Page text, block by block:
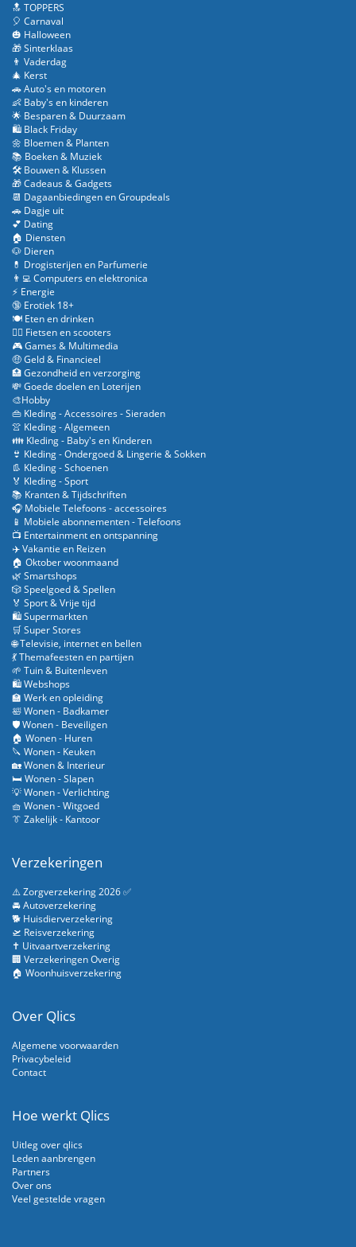
🔝 TOPPERS
🎈 Carnaval
🎃 Halloween
🎁 Sinterklaas
👨 Vaderdag
🎄 Kerst
🚗 Auto's en motoren
👶 Baby's en kinderen
🌟 Besparen & Duurzaam
🛍️ Black Friday
🌼 Bloemen & Planten
📚 Boeken & Muziek
🛠️ Bouwen & Klussen
🎁 Cadeaus & Gadgets
📆 Dagaanbiedingen en Groupdeals
🚗 Dagje uit
💕 Dating
🏠 Diensten
🐶 Dieren
💊 Drogisterijen en Parfumerie
👨‍💻 Computers en elektronica
⚡ Energie
🔞 Erotiek 18+
🍽️ Eten en drinken
🚴‍♂️ Fietsen en scooters
🎮 Games & Multimedia
🤑 Geld & Financieel
🏥 Gezondheid en verzorging
💸 Goede doelen en Loterijen
🎨Hobby
👜 Kleding - Accessoires - Sieraden
👚 Kleding - Algemeen
👪 Kleding - Baby's en Kinderen
👙 Kleding - Ondergoed & Lingerie & Sokken
👢 Kleding - Schoenen
🏅 Kleding - Sport
📚 Kranten & Tijdschriften
🎧 Mobiele Telefoons - accessoires
📱 Mobiele abonnementen - Telefoons
📺 Entertainment en ontspanning
✈️ Vakantie en Reizen
🏠 Oktober woonmaand
🌿 Smartshops
🎲 Speelgoed & Spellen
🏅 Sport & Vrije tijd
🛍️ Supermarkten
🛒 Super Stores
🌐 Televisie, internet en bellen
💃 Themafeesten en partijen
🌱 Tuin & Buitenleven
🛍️ Webshops
🏫 Werk en opleiding
🛀 Wonen - Badkamer
🛡️ Wonen - Beveiligen
🏠 Wonen - Huren
🔪 Wonen - Keuken
🏡 Wonen & Interieur
🛏️ Wonen - Slapen
💡 Wonen - Verlichting
🧺 Wonen - Witgoed
👔 Zakelijk - Kantoor
Verzekeringen
⚠️ Zorgverzekering 2026 ✅
🚘 Autoverzekering
🐕 Huisdierverzekering
🛫 Reisverzekering
✝️ Uitvaartverzekering
🏢 Verzekeringen Overig
🏠 Woonhuisverzekering
Over Qlics
Algemene voorwaarden
Privacybeleid
Contact
Hoe werkt Qlics
Uitleg over qlics
Leden aanbrengen
Partners
Over ons
Veel gestelde vragen